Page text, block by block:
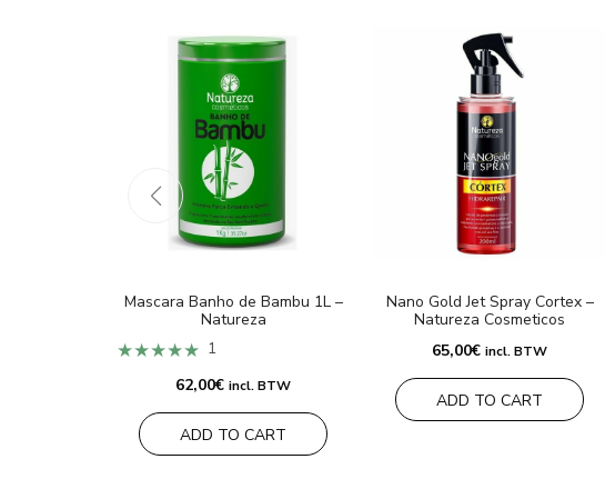
Mascara Banho de Bambu 1L –
Natureza
★★★★★ 1
62,00€ incl. BTW
ADD TO CART
Nano Gold Jet Spray Cortex –
Natureza Cosmeticos
65,00€ incl. BTW
ADD TO CART